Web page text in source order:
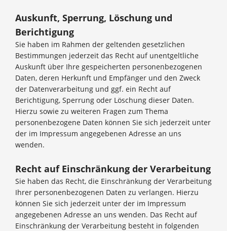
Auskunft, Sperrung, Löschung und
Berichtigung
Sie haben im Rahmen der geltenden gesetzlichen
Bestimmungen jederzeit das Recht auf unentgeltliche
Auskunft über Ihre gespeicherten personenbezogenen
Daten, deren Herkunft und Empfänger und den Zweck
der Datenverarbeitung und ggf. ein Recht auf
Berichtigung, Sperrung oder Löschung dieser Daten.
Hierzu sowie zu weiteren Fragen zum Thema
personenbezogene Daten können Sie sich jederzeit unter
der im Impressum angegebenen Adresse an uns
wenden.
Recht auf Einschränkung der Verarbeitung
Sie haben das Recht, die Einschränkung der Verarbeitung
Ihrer personenbezogenen Daten zu verlangen. Hierzu
können Sie sich jederzeit unter der im Impressum
angegebenen Adresse an uns wenden. Das Recht auf
Einschränkung der Verarbeitung besteht in folgenden